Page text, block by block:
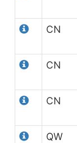
CN
CN
CN
QW